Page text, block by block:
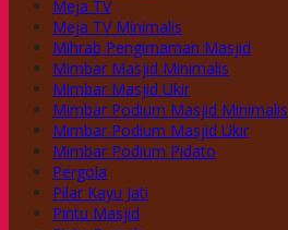
Meja TV
Meja TV Minimalis
Mihrab Pengimaman Masjid
Mimbar Masjid Minimalis
Mimbar Masjid Ukir
Mimbar Podium Masjid Minimalis
Mimbar Podium Masjid Ukir
Mimbar Podium Pidato
Pergola
Pilar Kayu Jati
Pintu Masjid